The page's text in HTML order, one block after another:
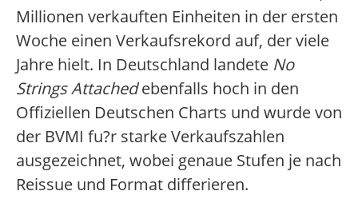
Millionen verkauften Einheiten in der ersten
Woche einen Verkaufsrekord auf, der viele
Jahre hielt. In Deutschland landete No
Strings Attachedebenfalls hoch in den
Offiziellen Deutschen Charts und wurde von
der BVMI fu?r starke Verkaufszahlen
ausgezeichnet, wobei genaue Stufen je nach
Reissue und Format differieren.